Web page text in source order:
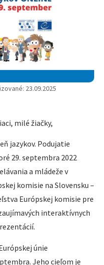
23.09.2025
milé žiačky,
jazykov. Podujatie
29. septembra 2022
a mládeže v
komisie na Slovensku –
Európskej komisie pre
interaktívnych
únie
Jeho cieľom je